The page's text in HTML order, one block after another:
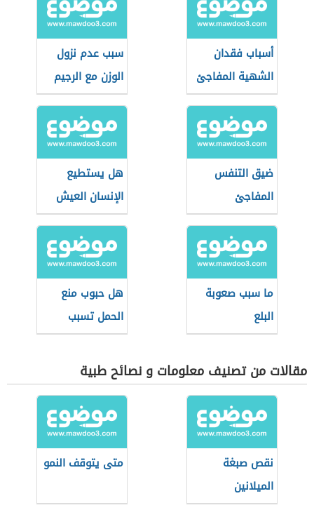
أسباب فقدان
الشهية المفاجئ
سبب عدم نزول
الوزن مع الرجيم
ضيق التنفس
المفاجئ
هل يستطيع
الإنسان العيش
بكلية واحدة
ما سبب صعوبة
البلع
هل حبوب منع
الحمل تسبب
سرطان الثدي
مقالات من تصنيف معلومات و نصائح طبية
نقص صبغة
الميلانين
متى يتوقف النمو